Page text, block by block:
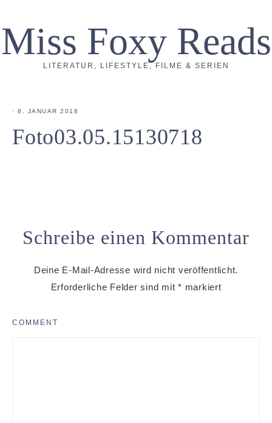
Miss Foxy Reads
LITERATUR, LIFESTYLE, FILME & SERIEN
· 8. JANUAR 2018
Foto03.05.15130718
Schreibe einen Kommentar
Deine E-Mail-Adresse wird nicht veröffentlicht.
Erforderliche Felder sind mit * markiert
COMMENT